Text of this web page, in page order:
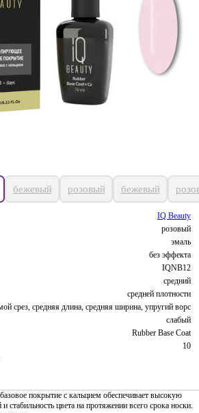
бежевый розовый бежевый
IQ Beauty
розовый
эмаль
без эффекта
IQNB12
средний
средней плотности
срез, средняя длина, средняя ширина, упругий ворс
слабый
Rubber Base Coat
10
покрытие с кальцием обеспечивает высокую
стабильность цвета на протяжении всего срока носки.